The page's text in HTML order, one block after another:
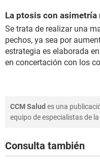
La ptosis con asimetría
Se trata de realizar una
pechos, ya sea por
estrategia es elaborada
en concertación con los
CCM Salud es una
equipo de especialistas de
Consulta también